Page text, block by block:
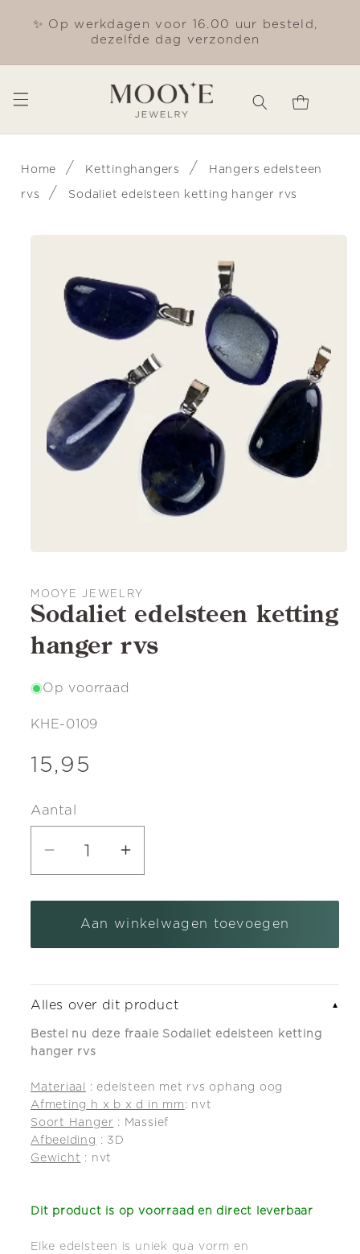
naar de
✨ Op werkdagen voor 16.00 uur besteld,
dezelfde dag verzonden
Winkelwagen
Home / Kettinghangers / Hangers edelsteen
rvs / Sodaliet edelsteen ketting hanger rvs
MOOYE JEWELRY
Sodaliet edelsteen ketting
hanger rvs
Op voorraad
SKU:
KHE-0109
Normale
15,95
Aantal
Aantal
voor
Sodaliet
edelsteen
hanger
rvs
Aantal
voor
Sodaliet
edelsteen
hanger
rvs
Aan winkelwagen toevoegen
Alles over dit product ▼
Bestel nu deze fraaie Sodaliet edelsteen ketting
hanger rvs
Materiaal
: edelsteen met rvs ophang oog
Afmeting h x b x d in mm : nvt
Soort Hanger : Massief
Afbeelding : 3D
Gewicht : nvt
Dit product is op voorraad en direct leverbaar
Elke edelsteen is uniek qua vorm en